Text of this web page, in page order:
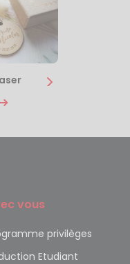
vous
privilèges
Etudiant